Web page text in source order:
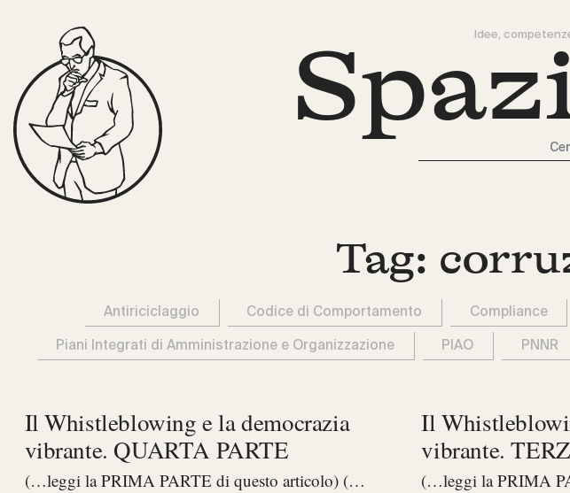
Idee,
Tag:
Antiriciclaggio Codice di Comportamento Compliance
Piani Integrati di Amministrazione e Organizzazione PIAO PNNR
Il Whistleblowing e la democrazia
vibrante. QUARTA PARTE
(…leggi la PRIMA PARTE di questo articolo) (…
Il
vibrante.
(…leggi la PRIMA